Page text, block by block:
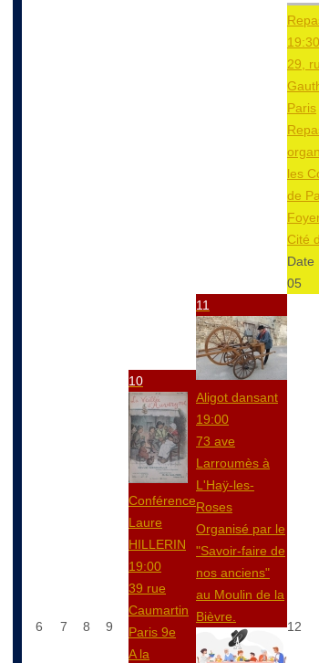
19:30
29,
Paris
les
de
Cité
05
6 7 8 9
10
Conférence
Laure
HILLERIN
19:00
39 rue
Caumartin
Paris 9e
A la
11
Aligot dansant
19:00
73 ave
Larroumès à
L'Haÿ-les-
Roses
Organisé par le
"Savoir-faire de
nos anciens"
au Moulin de la
Bièvre.
12